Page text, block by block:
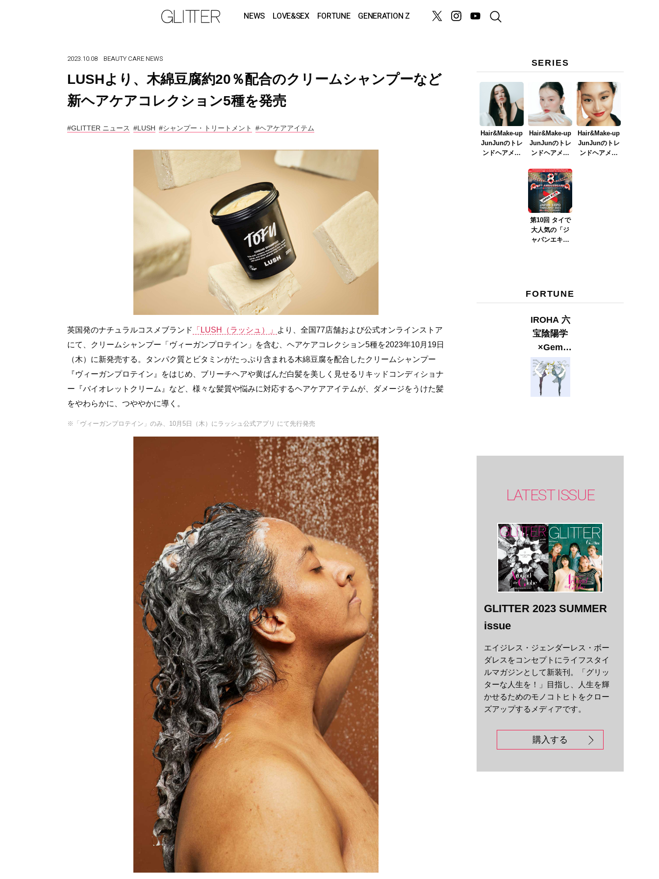
NEWS LOVE&SEX FORTUNE GENERATION Z
2023.10.08 BEAUTY CARE NEWS
LUSHより、木綿豆腐約20％配合のクリームシャンプーなど
新ヘアケアコレクション5種を発売
#GLITTER ニュース #LUSH #シャンプー・トリートメント #ヘアケアアイテム
英国発のナチュラルコスメブランド 「LUSH（ラッシュ）」
より、全国77店舗および公式オンラインストア
にて、クリームシャンプー「ヴィーガンプロテイン」を含む、ヘアケアコレクション5種を2023年10月19日
（木）に新発売する。タンパク質とビタミンがたっぷり含まれる木綿豆腐を配合したクリームシャンプー
『ヴィーガンプロテイン』をはじめ、ブリーチヘアや黄ばんだ白髪を美しく見せるリキッドコンディショナ
ー『バイオレットクリーム』など、様々な髪質や悩みに対応するヘアケアアイテムが、ダメージをうけた髪
をやわらかに、つややかに導く。
※「ヴィーガンプロテイン」のみ、10月5日（木）にラッシュ公式アプリ にて先行発売
SERIES
Hair&Make-up
JunJunのトレ
ンドヘアメイ
Hair&Make-up
JunJunのトレ
ンドヘアメイ
イク
ver.2023』
Hair&Make-up
JunJunのトレ
ンドヘアメイ
第10回 タイで
大人気の「ジ
ャパンエキス
FORTUNE
IROHA 六
宝陰陽学
×Gem
Muse
【GLITTER
2023
LATEST ISSUE
GLITTER 2023 SUMMER
issue
エイジレス・ジェンダーレス・ボー
ダレスをコンセプトにライフスタイ
ルマガジンとして新装刊。「グリッ
ターな人生を！」目指し、人生を輝
かせるためのモノコトヒトをクロー
ズアップするメディアです。
購入する